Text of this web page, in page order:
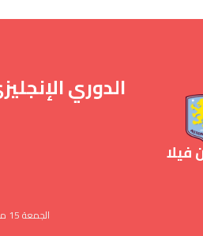
فيلا
الدوري
الجمعة 15 ماي 2026 على الساعة 20:00 (المغرب)